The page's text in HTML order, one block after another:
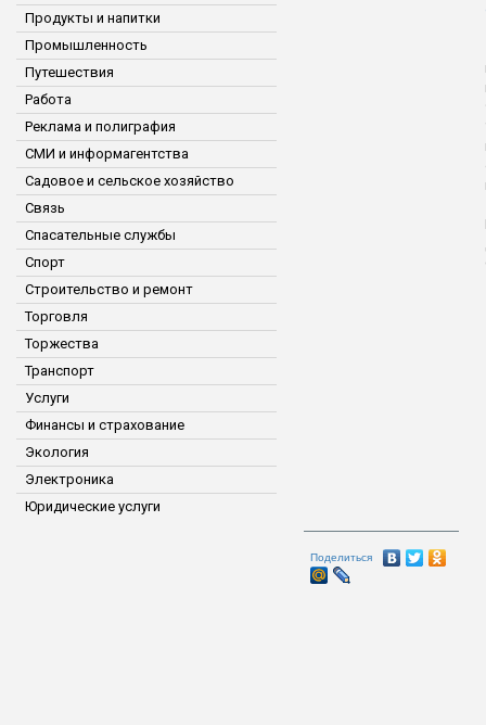
Продукты и напитки
Промышленность
Путешествия
Работа
Реклама и полиграфия
СМИ и информагентства
Садовое и сельское хозяйство
Связь
Спасательные службы
Спорт
Строительство и ремонт
Торговля
Торжества
Транспорт
Услуги
Финансы и страхование
Экология
Электроника
Юридические услуги
Поделиться